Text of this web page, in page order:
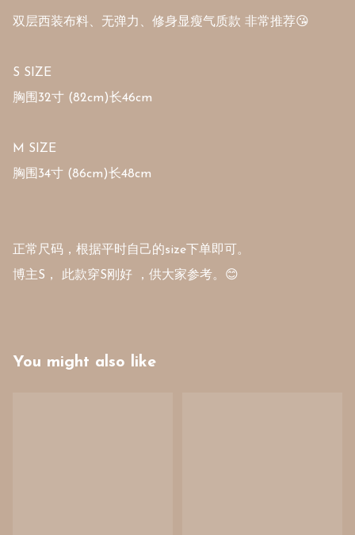
双层西装布料、无弹力、修身显瘦气质款 非常推荐😘
S SIZE
胸围32寸 (82cm)长46cm
M SIZE
胸围34寸 (86cm)长48cm
正常尺码，根据平时自己的size下单即可。
博主S， 此款穿S刚好 ，供大家参考。😊
You might also like